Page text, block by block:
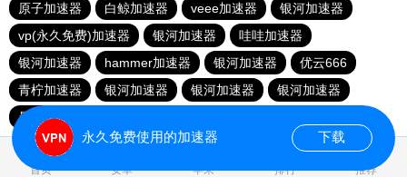
原子加速器
白鲸加速器 veee加速器
银河加速器
vp(永久免费)加速器
银河加速器
哇哇加速器
银河加速器
hammer加速器 银河加速器
优云666
青柠加速器
银河加速器 银河加速器
银河加速器
暴雪加速器
首页 安卓 苹果 排行 推荐
永久免费使用的加速器 下载
6.558160s